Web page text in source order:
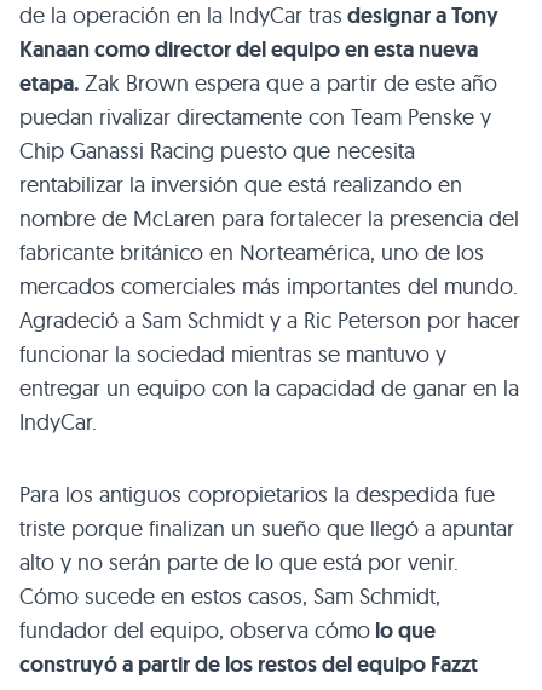
de la operación en la IndyCar tras designar a Tony
Kanaan como director del equipo en esta nueva
etapa. Zak Brown espera que a partir de este año
puedan rivalizar directamente con Team Penske y
Chip Ganassi Racing puesto que necesita
rentabilizar la inversión que está realizando en
nombre de McLaren para fortalecer la presencia del
fabricante británico en Norteamérica, uno de los
mercados comerciales más importantes del mundo.
Agradeció a Sam Schmidt y a Ric Peterson por hacer
funcionar la sociedad mientras se mantuvo y
entregar un equipo con la capacidad de ganar en la
IndyCar.
Para los antiguos copropietarios la despedida fue
triste porque finalizan un sueño que llegó a apuntar
alto y no serán parte de lo que está por venir.
Cómo sucede en estos casos, Sam Schmidt,
fundador del equipo, observa cómo lo que
construyó a partir de los restos del equipo Fazzt